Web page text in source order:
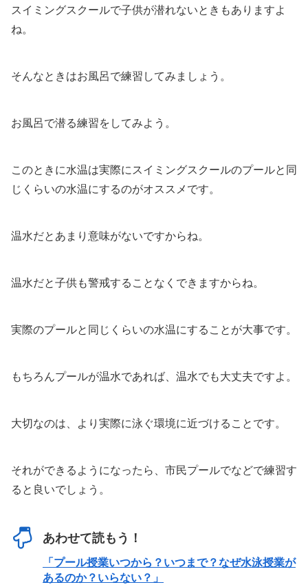
スイミングスクールで子供が潜れないときもありますよ
ね。
そんなときはお風呂で練習してみましょう。
お風呂で潜る練習をしてみよう。
このときに水温は実際にスイミングスクールのプールと同
じくらいの水温にするのがオススメです。
温水だとあまり意味がないですからね。
温水だと子供も警戒することなくできますからね。
実際のプールと同じくらいの水温にすることが大事です。
もちろんプールが温水であれば、温水でも大丈夫ですよ。
大切なのは、より実際に泳ぐ環境に近づけることです。
それができるようになったら、市民プールでなどで練習す
ると良いでしょう。
あわせて読もう！
「プール授業いつから？いつまで？なぜ水泳授業が
あるのか？いらない？」